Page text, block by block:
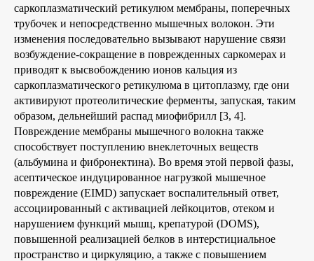
саркоплазматический ретикулюм мембраны, поперечных
трубочек и непосредственно мышечных волокон. Эти
изменения последовательно вызывают нарушение связи
возбуждение-сокращение в поврежденных саркомерах и
приводят к высвобождению ионов кальция из
саркоплазматического ретикулюма в цитоплазму, где они
активируют протеолитические ферменты, запуская, таким
образом, дельнейший распад миофибрилл [3, 4].
Повреждение мембраны мышечного волокна также
способствует поступлению внеклеточных веществ
(альбумина и фибронектина). Во время этой первой фазы,
асептическое индуцированное нагрузкой мышечное
повреждение (EIMD) запускает воспалительный ответ,
ассоциированный с активацией лейкоцитов, отеком и
нарушением функций мышц, крепатурой (DOMS),
повышенной реализацией белков в интерстициальное
пространство и циркуляцию, а также с повышением